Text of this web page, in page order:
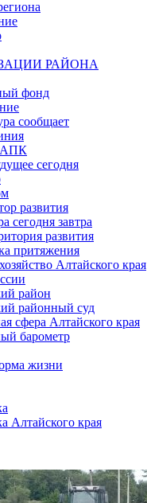
РАЙОНА
фонд
сообщает
АПК
сегодня
развития
сегодня завтра
развития
притяжения
Алтайского края
район
районный суд
сфера Алтайского края
барометр
жизни
Алтайского края